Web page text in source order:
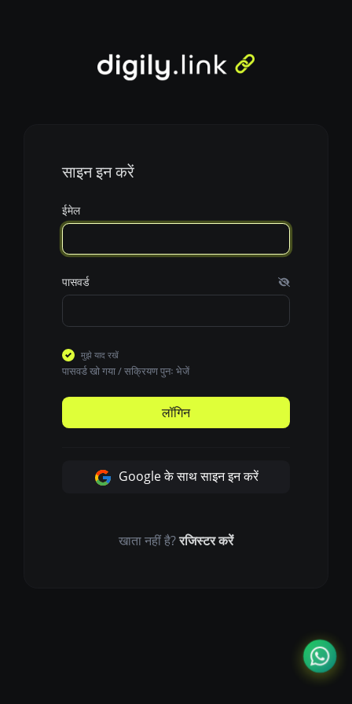
साइन इन करें
ईमेल
पासवर्ड
मुझे याद रखें
पासवर्ड खो गया/सक्रियण पुनः भेजें
लॉगिन
Google के साथ साइन इन करें
खाता नहीं है?रजिस्टर करें